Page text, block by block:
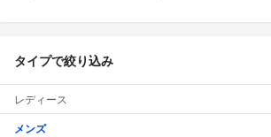
タイプで絞り込み
レディース
メンズ